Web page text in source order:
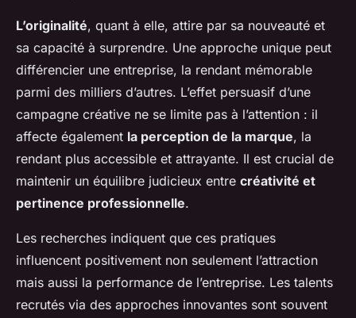
L’originalité, quant à elle, attire par sa nouveauté et
sa capacité à surprendre. Une approche unique peut
différencier une entreprise, la rendant mémorable
parmi des milliers d’autres. L’effet persuasif d’une
campagne créative ne se limite pas à l’attention : il
affecte également la perception de la marque, la
rendant plus accessible et attrayante. Il est crucial de
maintenir un équilibre judicieux entre créativité et
pertinence professionnelle.
Les recherches indiquent que ces pratiques
influencent positivement non seulement l’attraction
mais aussi la performance de l’entreprise. Les talents
recrutés via des approches innovantes sont souvent